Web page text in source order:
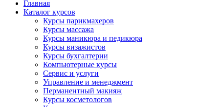
Главная
Каталог курсов
Курсы парикмахеров
Курсы массажа
Курсы маникюра и педикюра
Курсы визажистов
Курсы бухгалтерии
Компьютерные курсы
Сервис и услуги
Управление и менеджмент
Перманентный макияж
Курсы косметологов